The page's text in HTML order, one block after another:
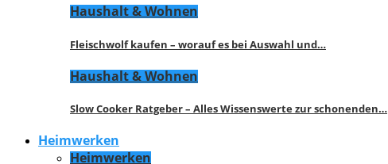
Haushalt & Wohnen
Fleischwolf kaufen – worauf es bei Auswahl und…
Haushalt & Wohnen
Slow Cooker Ratgeber – Alles Wissenswerte zur schonenden…
Heimwerken
Heimwerken